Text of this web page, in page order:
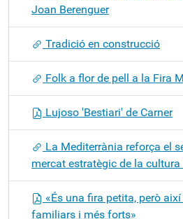
Joan Berenguer
Tradició en construcció
Folk a flor de pell a la Fira
Lujoso 'Bestiari' de Carner
La Mediterrània reforça el
mercat estratègic de la cultura
«És una fira petita, però
familiars i més forts»